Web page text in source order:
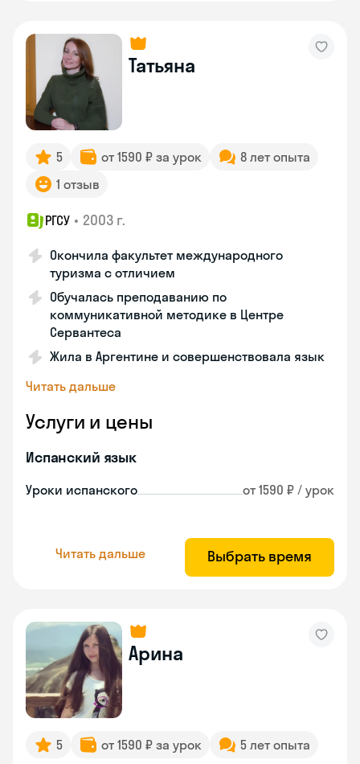
Татьяна
5 от 1590 ₽ за урок
8 лет опыта
1 отзыв
РГСУ • 2003 г.
Окончила факультет международного
туризма с отличием
Обучалась преподаванию по
коммуникативной методике в Центре
Сервантеса
Жила в Аргентине и совершенствовала язык
Читать дальше
Услуги и цены
Испанский язык
Уроки испанского от 1590 ₽ / урок
Читать дальше Выбрать время
Арина
5 от 1590 ₽ за урок 5 лет опыта